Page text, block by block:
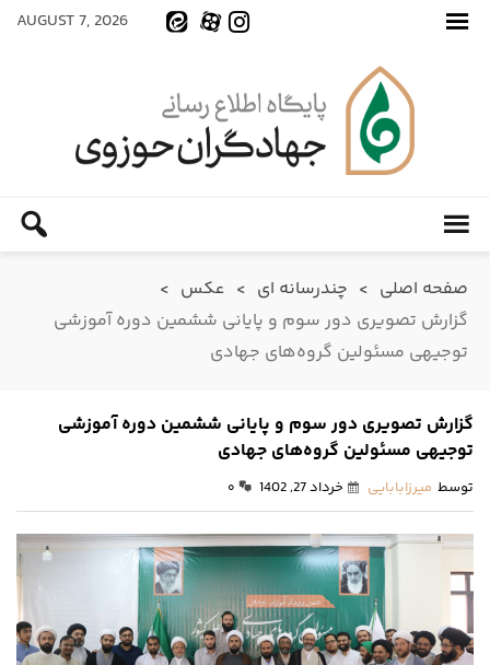
AUGUST 7, 2026
صفحه اصلی > چندرسانه ای > عکس >
گزارش تصویری دور سوم و پایانی ششمین دوره آموزشی
توجیهی مسئولین گروه‌های جهادی
گزارش تصویری دور سوم و پایانی ششمین دوره آموزشی
توجیهی مسئولین گروه‌های جهادی
توسط میرزابابایی خرداد 27, 1402 ۰